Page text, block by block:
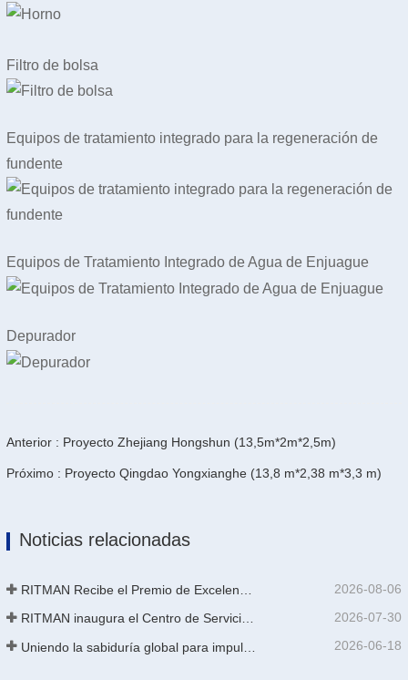
Filtro de bolsa
Equipos de tratamiento integrado para la regeneración de
fundente
Equipos de Tratamiento Integrado de Agua de Enjuague
Depurador
Anterior : Proyecto Zhejiang Hongshun (13,5m*2m*2,5m)
Próximo : Proyecto Qingdao Yongxianghe (13,8 m*2,38 m*3,3 m)
Noticias relacionadas
2026-08-06
RITMAN inaugura el Centro de Servicio al Cliente Global para elevar el soporte de ciclo de vida completo para clientes en todo el mundo 2026-07-30
2026-06-18